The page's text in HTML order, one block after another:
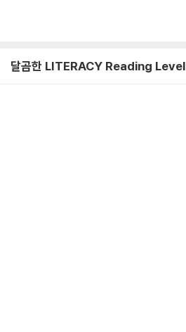
달곰한 LITERACY Reading Level